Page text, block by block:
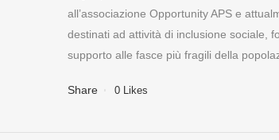
all’associazione Opportunity APS e
destinati ad attività di inclusione sociale,
supporto alle fasce più fragili della
Share 0 Likes